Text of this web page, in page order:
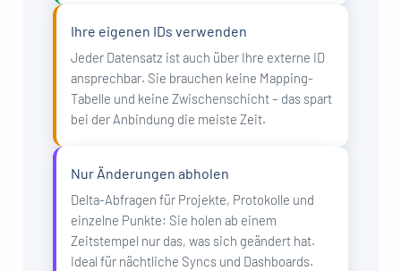
Ihre eigenen IDs verwenden
Jeder Datensatz ist auch über Ihre externe ID
ansprechbar. Sie brauchen keine Mapping-
Tabelle und keine Zwischenschicht – das spart
bei der Anbindung die meiste Zeit.
Nur Änderungen abholen
Delta-Abfragen für Projekte, Protokolle und
einzelne Punkte: Sie holen ab einem
Zeitstempel nur das, was sich geändert hat.
Ideal für nächtliche Syncs und Dashboards.